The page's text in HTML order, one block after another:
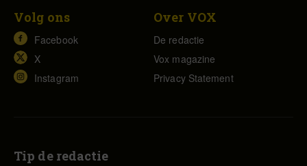
Volg ons
Facebook
X
Instagram
Over VOX
De redactie
Vox magazine
Privacy Statement
Tip de redactie